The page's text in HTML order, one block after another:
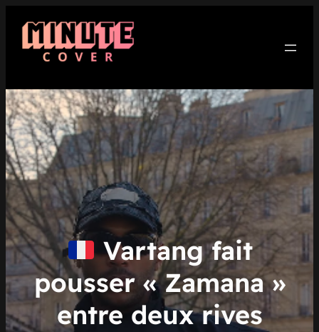
contenu
Vartang fait
pousser « Zamana »
entre deux rives